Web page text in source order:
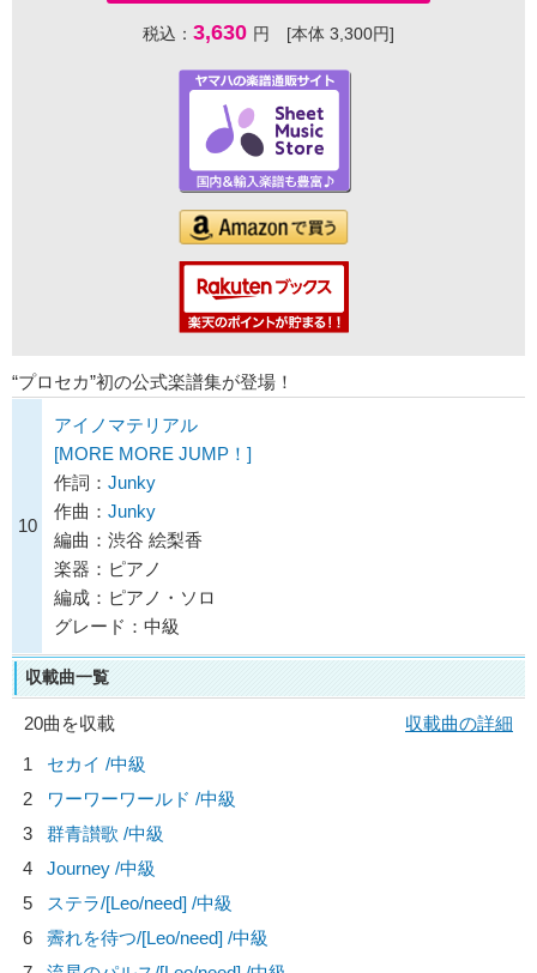
税込： 3,630 円 [本体 3,300円]
“プロセカ”初の公式楽譜集が登場！
10
アイノマテリアル
[MORE MORE JUMP！]
作詞： Junky
作曲： Junky
編曲：渋谷 絵梨香
楽器：ピアノ
編成：ピアノ・ソロ
グレード：中級
収載曲一覧
20曲を収載
収載曲の詳細
1
セカイ /中級
2
ワーワーワールド /中級
3
群青讃歌 /中級
4
Journey /中級
5
ステラ/[Leo/need] /中級
6
霽れを待つ/[Leo/need] /中級